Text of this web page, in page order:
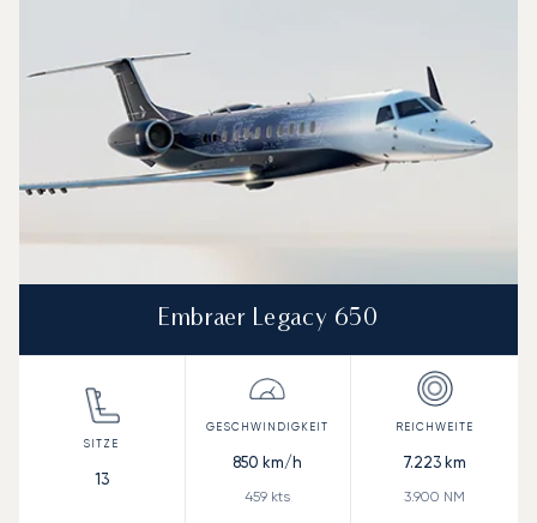
Embraer Legacy 650
13
850 km/h
459 kts
7.223 km
3.900 NM